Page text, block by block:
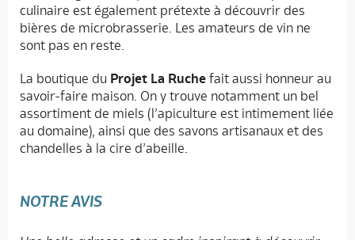
culinaire est également prétexte à découvrir des
bières de microbrasserie. Les amateurs de vin ne
sont pas en reste.
La boutique du Projet La Ruche fait aussi honneur au
savoir-faire maison. On y trouve notamment un bel
assortiment de miels (l’apiculture est intimement liée
au domaine), ainsi que des savons artisanaux et des
chandelles à la cire d’abeille.
NOTRE AVIS